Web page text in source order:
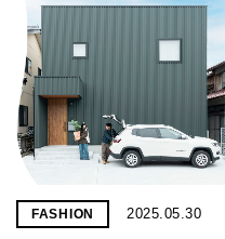
FASHION 2025.05.30